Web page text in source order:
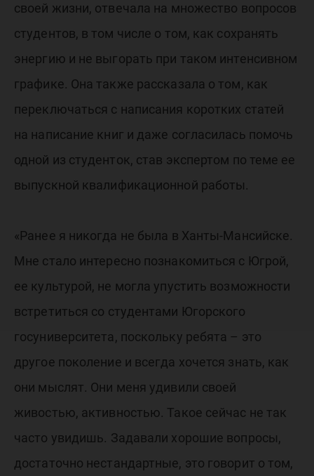
своей жизни, отвечала на множество вопросов
студентов, в том числе о том, как сохранять
энергию и не выгорать при таком интенсивном
графике. Она также рассказала о том, как
переключаться с написания коротких статей
на написание книг и даже согласилась помочь
одной из студенток, став экспертом по теме ее
выпускной квалификационной работы.
«Ранее я никогда не была в Ханты-Мансийске.
Мне стало интересно познакомиться с Югрой,
ее культурой, не могла упустить возможности
встретиться со студентами Югорского
госуниверситета, поскольку ребята – это
другое поколение и всегда хочется знать, как
они мыслят. Они меня удивили своей
живостью, активностью. Такое сейчас не так
часто увидишь. Задавали хорошие вопросы,
достаточно нестандартные, это говорит о том,